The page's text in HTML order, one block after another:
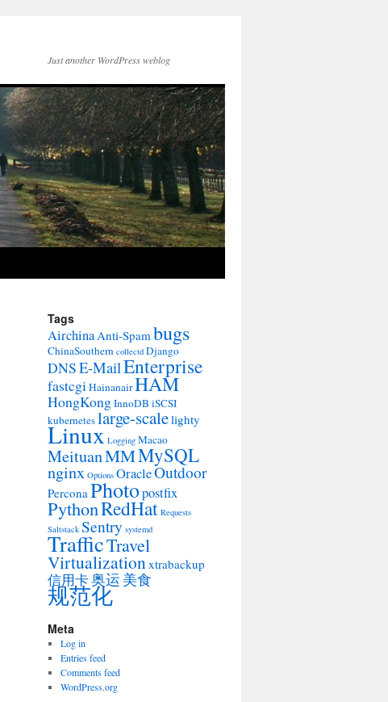
Just another WordPress weblog
Tags
AirchinaAnti-Spambugs
ChinaSouthern collectd Django
DNSE-MailEnterprise
fastcgiHainanairHAM
HongKongInnoDB iSCSI
kuberneteslarge-scalelighty
Linux Logging Macao
MeituanMMMySQL
nginx Options OracleOutdoor
PerconaPhotopostfix
PythonRedHat Requests
Saltstack Sentry systemd
TrafficTravel
Virtualizationxtrabackup
信用卡奥运 美食
规范化
Meta
Log in
Entries feed
Comments feed
WordPress.org